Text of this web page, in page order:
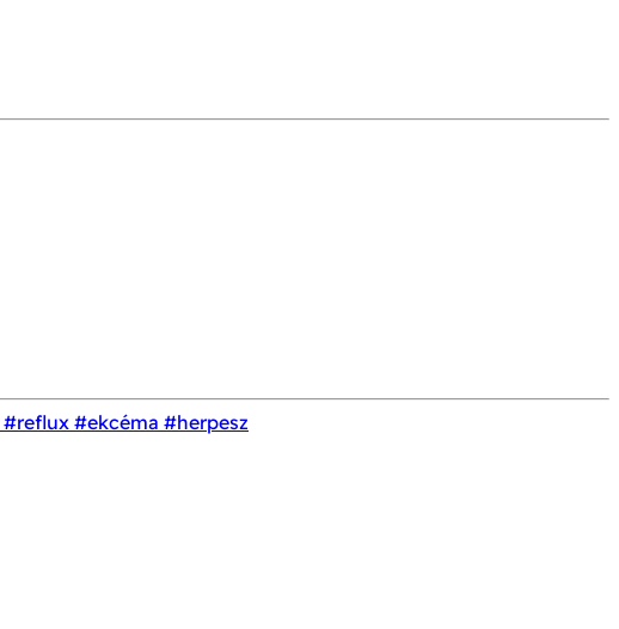
#reflux #ekcéma #herpesz